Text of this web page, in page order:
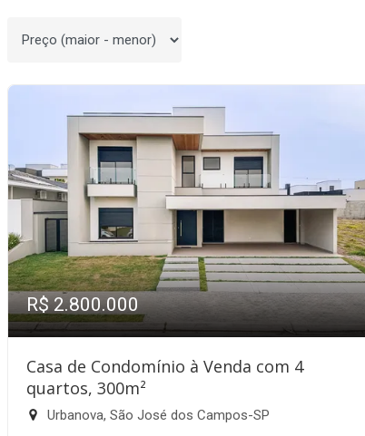
Ordenar por
R$ 2.800.000
Casa de Condomínio à Venda com 4
quartos, 300m²
Urbanova, São José dos Campos-SP